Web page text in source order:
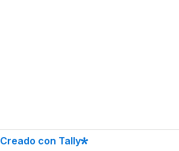
Creado con Tally